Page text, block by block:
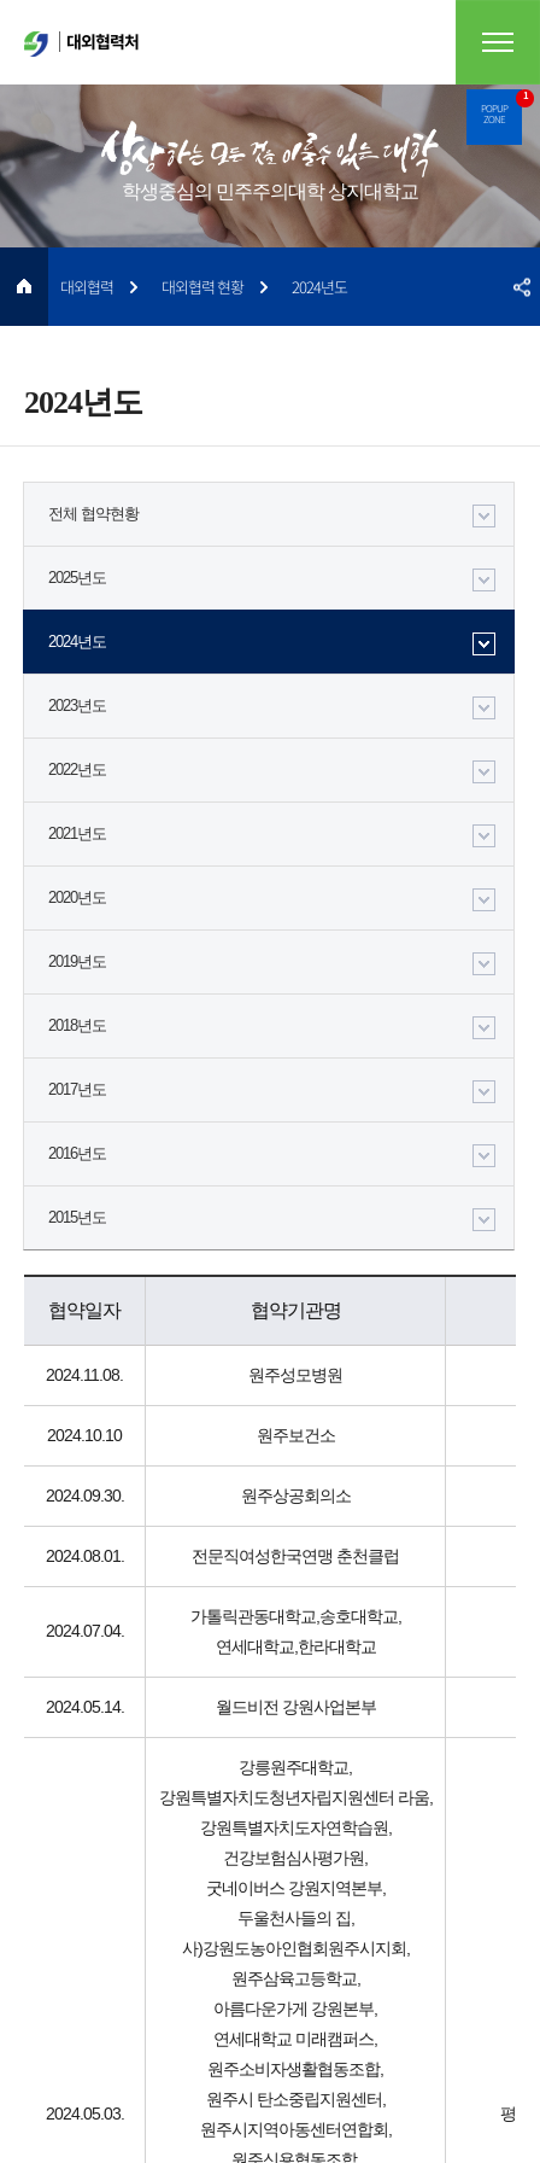
POPUP
ZONE
1
대외협력처
학생중심의 민주주의대학 상지대학교
2024년도
대외협력 대외협력 현황 2024년도
전체 협약현황
2025년도
2024년도
2023년도
2022년도
2021년도
2020년도
2019년도
2018년도
2017년도
2016년도
2015년도
협약일자 협약기관명
2024.11.08. 원주성모병원
2024.10.10 원주보건소
2024.09.30. 원주상공회의소
2024.08.01. 전문직여성한국연맹 춘천클럽
2024.07.04.
가톨릭관동대학교,송호대학교,
연세대학교,한라대학교
2024.05.14. 월드비전 강원사업본부
2024.05.03.
강릉원주대학교,
강원특별자치도청년자립지원센터 라움,
강원특별자치도자연학습원,
건강보험심사평가원,
굿네이버스 강원지역본부,
두울천사들의 집,
사)강원도농아인협회원주시지회,
원주삼육고등학교,
아름다운가게 강원본부,
연세대학교 미래캠퍼스,
원주소비자생활협동조합,
원주시 탄소중립지원센터,
원주시지역아동센터연합회,
평생